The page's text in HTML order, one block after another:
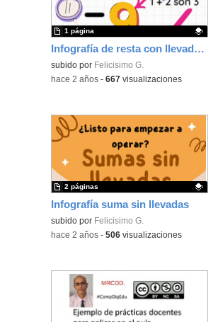
Infografía de resta con llevadas.
Contenido educativo.
subido por Felicisimo G.
1 página
-hace 2 años- 667visualizaciones
Infografía suma sin llevadas
Contenido educativo.
subido por Felicisimo G.
2 páginas
-hace 2 años- 506visualizaciones